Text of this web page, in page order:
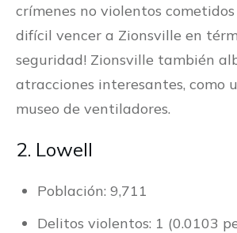
crímenes no violentos cometidos
difícil vencer a Zionsville en
seguridad! Zionsville también
atracciones interesantes, como
museo de ventiladores.
2. Lowell
Población: 9,711
Delitos violentos: 1 (0.0103